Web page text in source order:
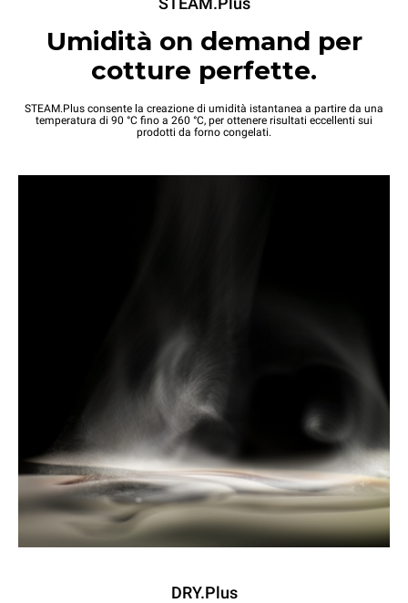
Umidità on demand per
cotture perfette.
STEAM.Plus consente la creazione di umidità istantanea a partire da una
temperatura di 90 °C fino a 260 °C, per ottenere risultati eccellenti sui
prodotti da forno congelati.
DRY.Plus